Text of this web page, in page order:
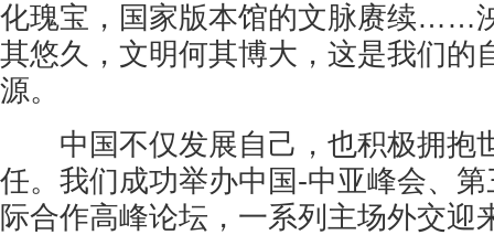
化瑰宝，国家版本馆的文脉赓续……
其悠久，文明何其博大，这是我们的
源。
中国不仅发展自己，也积极拥抱
任。我们成功举办中国-中亚峰会、第
际合作高峰论坛，一系列主场外交迎